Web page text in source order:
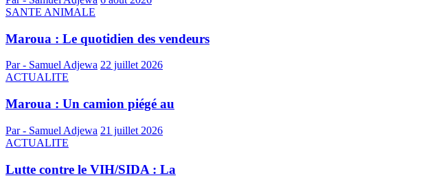
SANTE ANIMALE
Maroua : Le quotidien des vendeurs
Par - Samuel Adjewa 22 juillet 2026
ACTUALITE
Maroua : Un camion piégé au
Par - Samuel Adjewa 21 juillet 2026
ACTUALITE
Lutte contre le VIH/SIDA : La